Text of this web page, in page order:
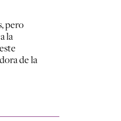
pero
la
de la